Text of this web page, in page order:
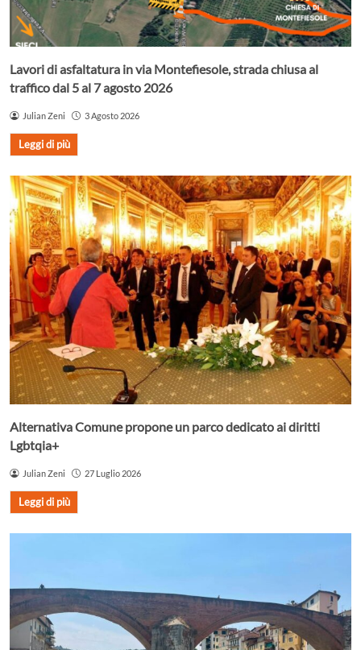
Lavori di asfaltatura in via Montefiesole, strada chiusa al
traffico dal 5 al 7 agosto 2026
Julian Zeni 3 Agosto 2026
Leggi di più
Alternativa Comune propone un parco dedicato ai diritti
Lgbtqia+
Julian Zeni 27 Luglio 2026
Leggi di più